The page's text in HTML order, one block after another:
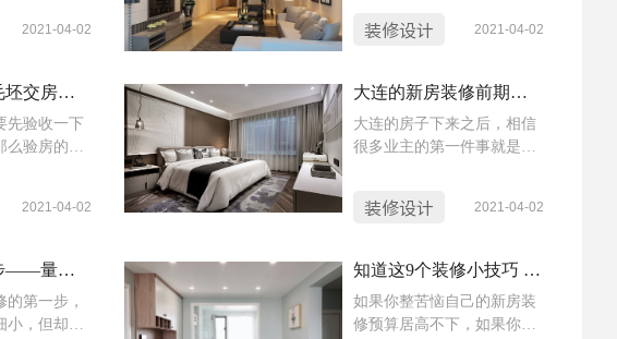
合？专业的设计师会提供详
细的讲解和服务。让业主在
路。甚至完全不用操心，直
到合同上的完工日期之时，
将所期望的美好居家，顺顺
利利的交到业主的手上。
开支。其实
不多了，
算了，想要
省钱不得不
欢的设计，
蜜蜂细细道
2021-04-02
三室一厅有什么值得注意的
小蜜蜂给大家介绍一下。
装修设计 2021-04-02
装修之前的毛坯交房时如何验房呢？
先验收一下
么验房的时
2021-04-02
大连的新房装修前期都需要准备什么？
大连的房子下来之后，相信
很多业主的第一件事就是要
想自己花了大价钱买的这套
心，那么，在装修准备阶段
我们要做些什么呢？下面就
让蜜蜂家的小蜜蜂来给大家
讲解一下，都有哪些装修注
装修设计 2021-04-02
装修的第一步——量房，量房居然有这么多门道你知道吗？
第一步，
小，但却是
知道这9个装修小技巧 你的新房装修能省下不少钱！
如果你整苦恼自己的新房装
修预算居高不下，如果你正